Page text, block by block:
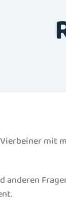
mit
anderen